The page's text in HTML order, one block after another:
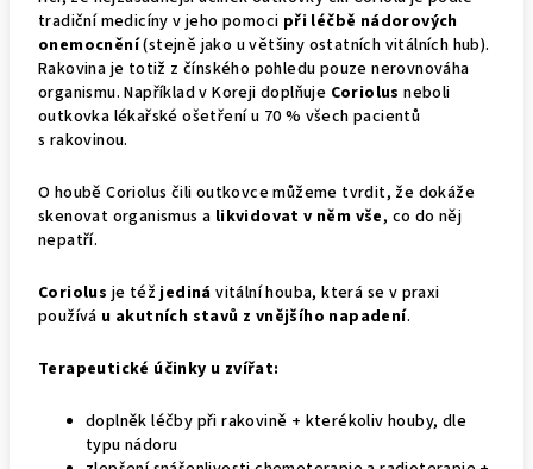
tradiční medicíny v jeho pomoci při léčbě nádorových
onemocnění(stejně jako u většiny ostatních vitálních hub).
Rakovina je totiž z čínského pohledu pouze nerovnováha
organismu. Například v Koreji doplňuje Coriolus neboli
outkovka lékařské ošetření u 70 % všech pacientů
s rakovinou.
O houbě Coriolus čili outkovce můžeme tvrdit, že dokáže
skenovat organismus a likvidovat v něm vše, co do něj
nepatří.
Coriolusje téžjediná vitální houba, která se v praxi
používá u akutních stavů z vnějšího napadení.
Terapeutické účinky u zvířat:
doplněk léčby při rakovině + kterékoliv houby, dle
typu nádoru